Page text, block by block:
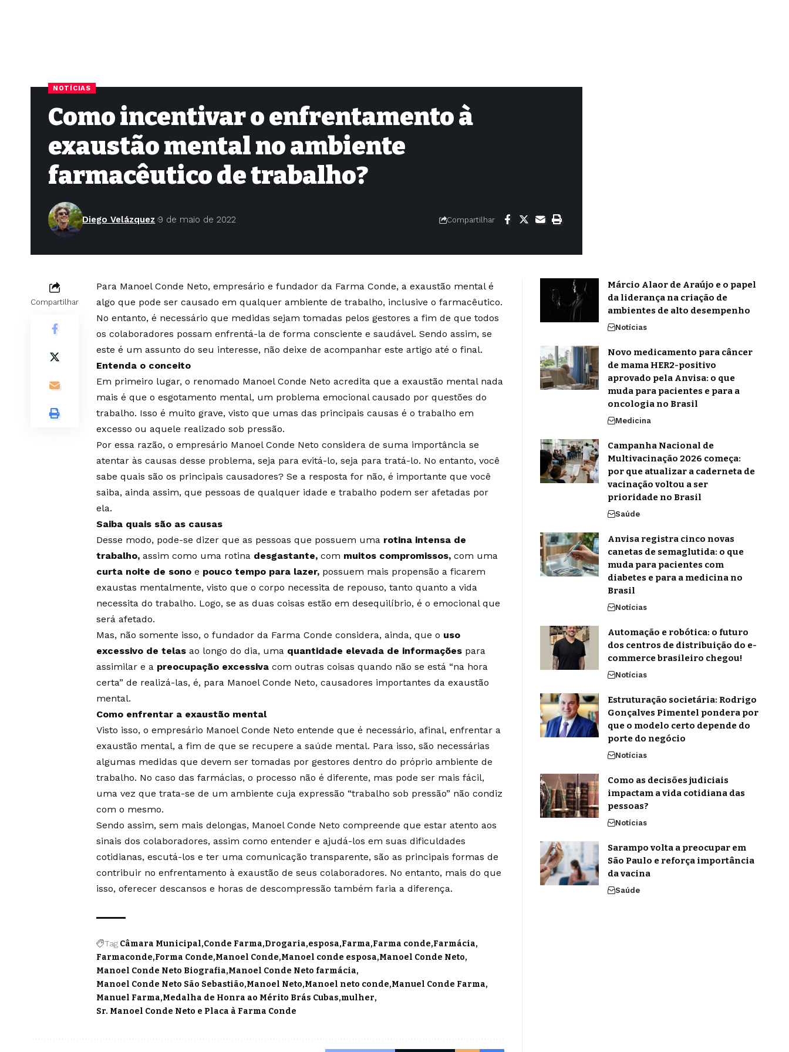
NOTÍCIAS
Como incentivar o enfrentamento à
exaustão mental no ambiente
farmacêutico de trabalho?
Diego Velázquez 9 de maio de 2022 Compartilhar
Compartilhar
Para Manoel Conde Neto, empresário e fundador da Farma Conde, a exaustão mental é
algo que pode ser causado em qualquer ambiente de trabalho, inclusive o farmacêutico.
No entanto, é necessário que medidas sejam tomadas pelos gestores a fim de que todos
os colaboradores possam enfrentá-la de forma consciente e saudável. Sendo assim, se
este é um assunto do seu interesse, não deixe de acompanhar este artigo até o final.
Entenda o conceito
Em primeiro lugar, o renomado Manoel Conde Neto acredita que a exaustão mental nada
mais é que o esgotamento mental, um problema emocional causado por questões do
trabalho. Isso é muito grave, visto que umas das principais causas é o trabalho em
excesso ou aquele realizado sob pressão.
Por essa razão, o empresário Manoel Conde Neto considera de suma importância se
atentar às causas desse problema, seja para evitá-lo, seja para tratá-lo. No entanto, você
sabe quais são os principais causadores? Se a resposta for não, é importante que você
saiba, ainda assim, que pessoas de qualquer idade e trabalho podem ser afetadas por
ela.
Saiba quais são as causas
Desse modo, pode-se dizer que as pessoas que possuem uma rotina intensa de
trabalho, assim como uma rotina desgastante, com muitos compromissos, com uma
curta noite de sono e pouco tempo para lazer, possuem mais propensão a ficarem
exaustas mentalmente, visto que o corpo necessita de repouso, tanto quanto a vida
necessita do trabalho. Logo, se as duas coisas estão em desequilíbrio, é o emocional que
será afetado.
Mas, não somente isso, o fundador da Farma Conde considera, ainda, que o uso
excessivo de telas ao longo do dia, uma quantidade elevada de informações para
assimilar e a preocupação excessiva com outras coisas quando não se está “na hora
certa” de realizá-las, é, para Manoel Conde Neto, causadores importantes da exaustão
mental.
Como enfrentar a exaustão mental
Visto isso, o empresário Manoel Conde Neto entende que é necessário, afinal, enfrentar a
exaustão mental, a fim de que se recupere a saúde mental. Para isso, são necessárias
algumas medidas que devem ser tomadas por gestores dentro do próprio ambiente de
trabalho. No caso das farmácias, o processo não é diferente, mas pode ser mais fácil,
uma vez que trata-se de um ambiente cuja expressão “trabalho sob pressão” não condiz
com o mesmo.
Sendo assim, sem mais delongas, Manoel Conde Neto compreende que estar atento aos
sinais dos colaboradores, assim como entender e ajudá-los em suas dificuldades
cotidianas, escutá-los e ter uma comunicação transparente, são as principais formas de
contribuir no enfrentamento à exaustão de seus colaboradores. No entanto, mais do que
isso, oferecer descansos e horas de descompressão também faria a diferença.
Tag Câmara Municipal Conde Farma Drogaria esposa Farma Farma conde Farmácia
Farmaconde Forma Conde Manoel Conde Manoel conde esposa Manoel Conde Neto
Manoel Conde Neto Biografia Manoel Conde Neto farmácia
Manoel Conde Neto São Sebastião Manoel Neto Manoel neto conde Manuel Conde Farma
Manuel Farma Medalha de Honra ao Mérito Brás Cubas mulher
Sr. Manoel Conde Neto e Placa à Farma Conde
Márcio Alaor de Araújo e o papel
da liderança na criação de
ambientes de alto desempenho
Notícias
Novo medicamento para câncer
de mama HER2-positivo
aprovado pela Anvisa: o que
muda para pacientes e para a
oncologia no Brasil
Medicina
Campanha Nacional de
Multivacinação 2026 começa:
por que atualizar a caderneta de
vacinação voltou a ser
prioridade no Brasil
Saúde
Anvisa registra cinco novas
canetas de semaglutida: o que
muda para pacientes com
diabetes e para a medicina no
Brasil
Notícias
Automação e robótica: o futuro
dos centros de distribuição do e-
commerce brasileiro chegou!
Notícias
Estruturação societária: Rodrigo
Gonçalves Pimentel pondera por
que o modelo certo depende do
porte do negócio
Notícias
Como as decisões judiciais
impactam a vida cotidiana das
pessoas?
Notícias
Sarampo volta a preocupar em
São Paulo e reforça importância
da vacina
Saúde